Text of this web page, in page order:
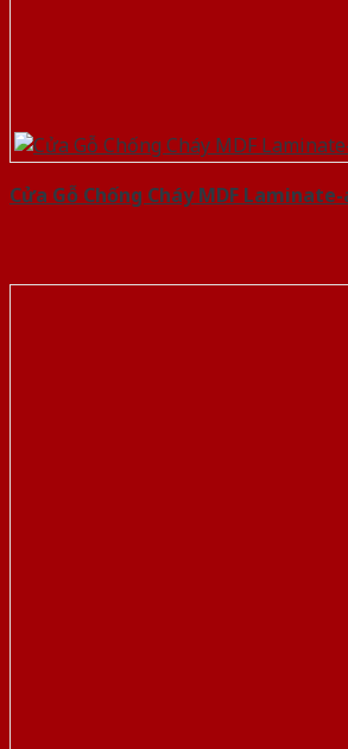
Cửa Gỗ Chống Cháy MDF Laminate-